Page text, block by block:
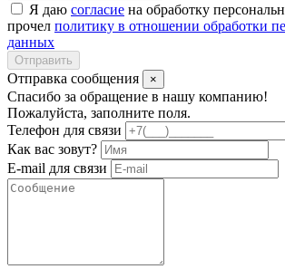
Я даю согласие на обработку
прочел политику в отношении обработки
данных
Отправить
Отправка сообщения ×
Спасибо за обращение в нашу компанию!
Пожалуйста, заполните поля.
Телефон для связи
Как вас зовут?
E-mail для связи